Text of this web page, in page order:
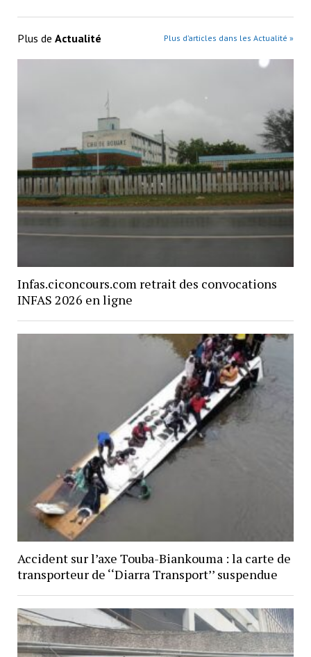
Plus de Actualité Plus d’articles dans les Actualité »
Infas.ciconcours.com retrait des convocations
INFAS 2026 en ligne
Accident sur l’axe Touba-Biankouma : la carte de
transporteur de ‘‘Diarra Transport’’ suspendue